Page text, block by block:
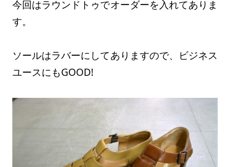
今回はラウンドトゥでオーダーを入れてありま
す。
ソールはラバーにしてありますので、ビジネス
ユースにもGOOD!